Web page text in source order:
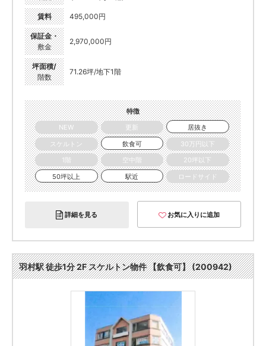
賃料 495,000円
保証金・
敷金
2,970,000円
坪面積/
階数
71.26坪/地下1階
特徴
NEW
更新
居抜き
スケルトン
飲食可
30万円以下
1階
空中階
20坪以下
50坪以上
駅近 ロードサイド
詳細を見る お気に入りに追加
羽村駅 徒歩1分 2F スケルトン物件 【飲食可】 (200942)